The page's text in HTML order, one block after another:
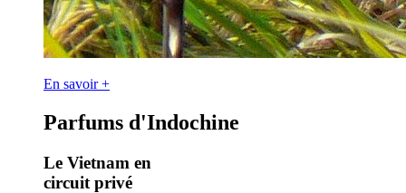
En savoir +
Parfums d'Indochine
Le Vietnam en
circuit privé